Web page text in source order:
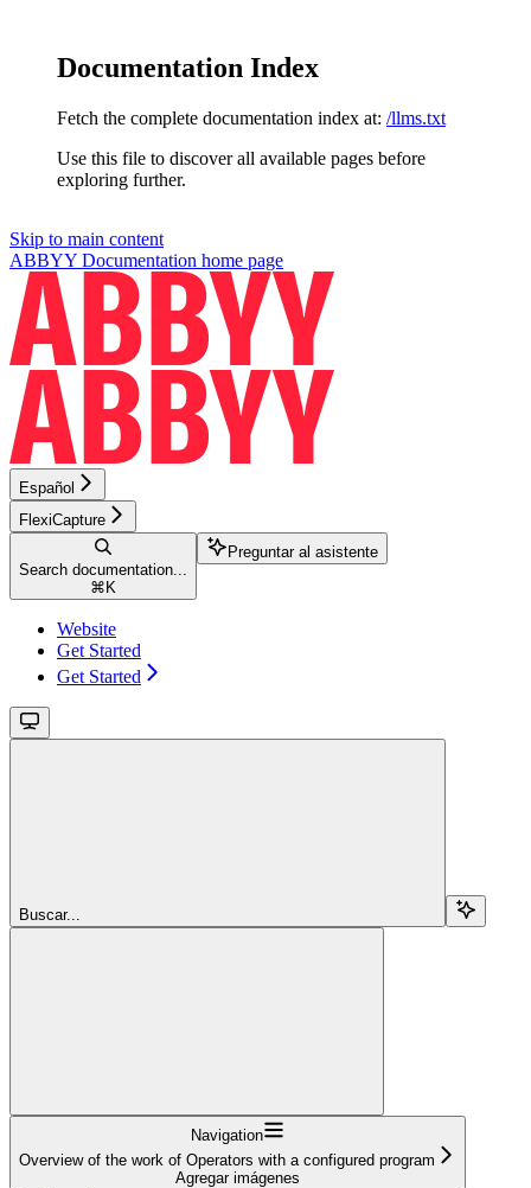
Documentation Index
Fetch the complete documentation index at: /llms.txt
Use this file to discover all available pages before
exploring further.
Skip to main content
ABBYY Documentation home page
Español
FlexiCapture
Search documentation...
⌘ K
Preguntar al asistente
Website
Get Started
Get Started
Buscar...
Navigation
Overview of the work of Operators with a configured program
Agregar imágenes